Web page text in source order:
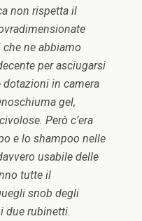
non rispetta il
ne abbiamo
per asciugarsi
dotazioni in camera
gel,
Però c’era
e lo shampoo nelle
usabile delle
tutte il
snob degli
due rubinetti.